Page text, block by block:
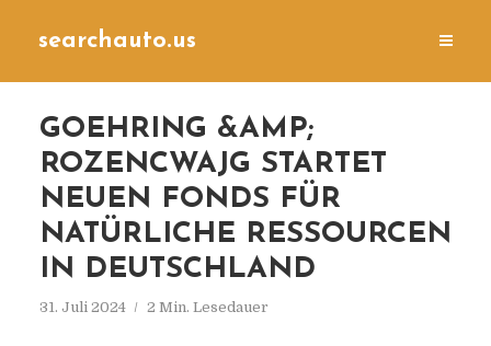
searchauto.us
GOEHRING &AMP;
ROZENCWAJG STARTET
NEUEN FONDS FÜR
NATÜRLICHE RESSOURCEN
IN DEUTSCHLAND
31. Juli 2024 2 Min. Lesedauer